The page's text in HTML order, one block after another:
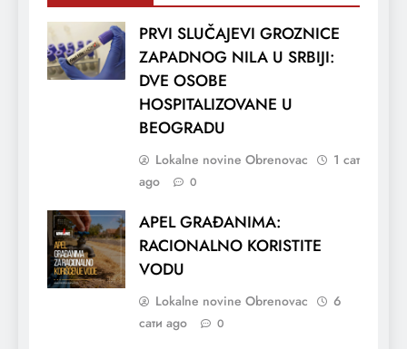
PRVI SLUČAJEVI GROZNICE
ZAPADNOG NILA U SRBIJI:
DVE OSOBE
HOSPITALIZOVANE U
BEOGRADU
Lokalne novine Obrenovac
1 сат
ago
0
APEL GRAĐANIMA:
RACIONALNO KORISTITE
VODU
Lokalne novine Obrenovac
6
сати ago
0